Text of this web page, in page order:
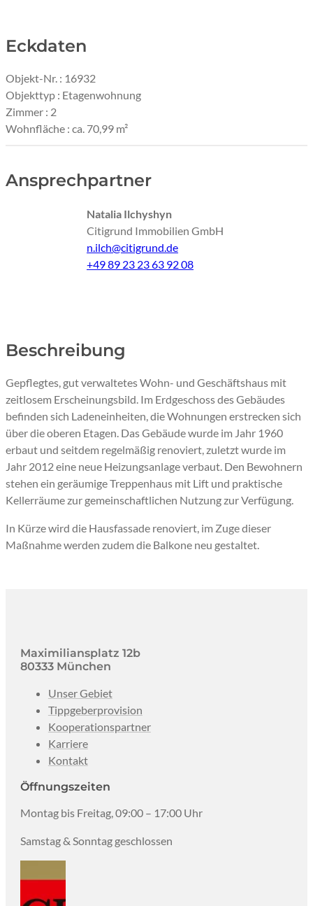
Beschreibung
Gepflegtes, gut verwaltetes Wohn- und Geschäftshaus mit
zeitlosem Erscheinungsbild. Im Erdgeschoss des Gebäudes
befinden sich Ladeneinheiten, die Wohnungen erstrecken sich
über die oberen Etagen. Das Gebäude wurde im Jahr 1960
erbaut und seitdem regelmäßig renoviert, zuletzt wurde im
Jahr 2012 eine neue Heizungsanlage verbaut. Den Bewohnern
stehen ein geräumige Treppenhaus mit Lift und praktische
Kellerräume zur gemeinschaftlichen Nutzung zur Verfügung.
In Kürze wird die Hausfassade renoviert, im Zuge dieser
Maßnahme werden zudem die Balkone neu gestaltet.
Eckdaten
Objekt-Nr. : 16932
Objekttyp : Etagenwohnung
Zimmer : 2
Wohnfläche : ca. 70,99 m²
Ansprechpartner
Natalia Ilchyshyn
Citigrund Immobilien GmbH
n.ilch@citigrund.de
+49 89 23 23 63 92 08
Maximiliansplatz 12b
80333 München
Unser Gebiet
Tippgeberprovision
Kooperationspartner
Karriere
Kontakt
Öffnungszeiten
Montag bis Freitag, 09:00 – 17:00 Uhr
Samstag & Sonntag geschlossen